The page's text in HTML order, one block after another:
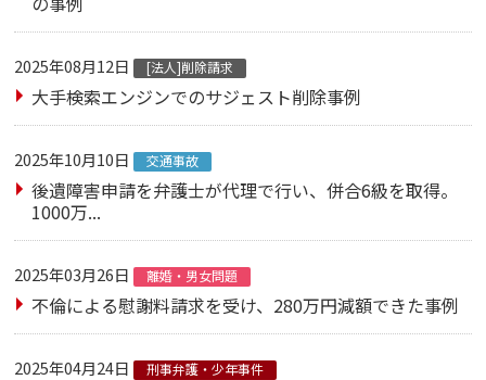
2025年08月12日 [法人]削除請求
大手検索エンジンでのサジェスト削除事例
2025年10月10日 交通事故
後遺障害申請を弁護士が代理で行い、併合6級を取得。
1000万...
2025年03月26日 離婚・男女問題
不倫による慰謝料請求を受け、280万円減額できた事例
2025年04月24日 刑事弁護・少年事件